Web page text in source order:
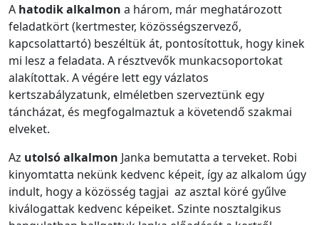
A hatodik alkalmon a három, már meghatározott
feladatkört (kertmester, közösségszervező,
kapcsolattartó) beszéltük át, pontosítottuk, hogy kinek
mi lesz a feladata. A résztvevők munkacsoportokat
alakítottak. A végére lett egy vázlatos
kertszabályzatunk, elméletben szerveztünk egy
táncházat, és megfogalmaztuk a követendő szakmai
elveket.
Az utolsó alkalmon Janka bemutatta a terveket. Robi
kinyomtatta nekünk kedvenc képeit, így az alkalom úgy
indult, hogy a közösség tagjai az asztal köré gyűlve
kiválogattak kedvenc képeiket. Szinte nosztalgikus